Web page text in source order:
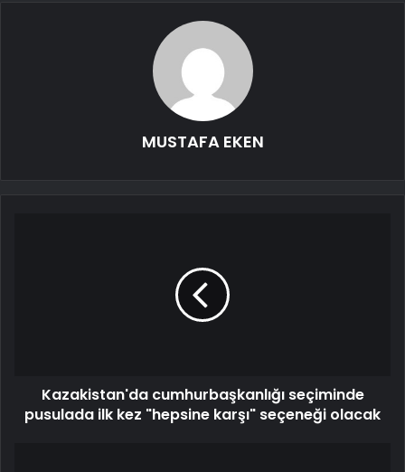
MUSTAFA EKEN
Kazakistan'da cumhurbaşkanlığı seçiminde
pusulada ilk kez "hepsine karşı" seçeneği olacak